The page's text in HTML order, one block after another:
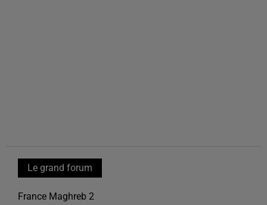
Le grand forum
France Maghreb 2